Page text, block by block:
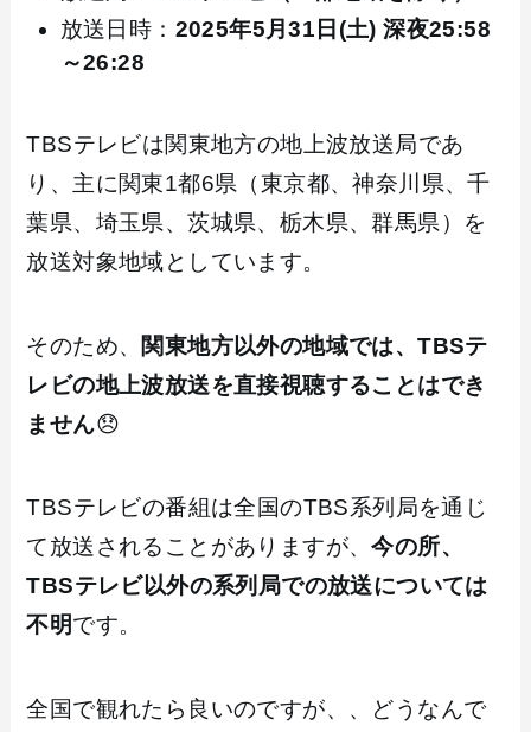
放送日時： 2025年5月31日(土) 深夜25:58
～26:28
TBSテレビは関東地方の地上波放送局であ
り、主に関東1都6県（東京都、神奈川県、千
葉県、埼玉県、茨城県、栃木県、群馬県）を
放送対象地域としています。
そのため、 関東地方以外の地域では、TBSテ
レビの地上波放送を直接視聴することはでき
ません😞
TBSテレビの番組は全国のTBS系列局を通じ
て放送されることがありますが、今の所、
TBSテレビ以外の系列局での放送については
不明です。
全国で観れたら良いのですが、、どうなんで